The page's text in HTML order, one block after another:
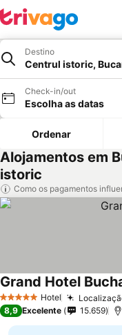
Destino
Centrul istoric,
Check-in/out
Escolha as datas
Ordenar
Alojamentos em
istoric
Como os pagamentos
5 Estrelas Hotel
Grand Hotel
8,9 Excelente 15.659